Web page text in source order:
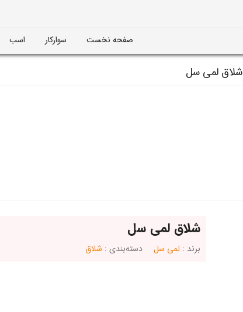
صفحه نخست سوارکار اسب
شلاق لمی سل
شلاق لمی سل
برند : لمی سل دسته‌بندی : شلاق